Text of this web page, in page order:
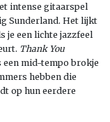
intense gitaarspel
Sunderland. Het lijkt
je een lichte jazzfeel
Thank You
een mid-tempo brokje
hebben die
op hun eerdere